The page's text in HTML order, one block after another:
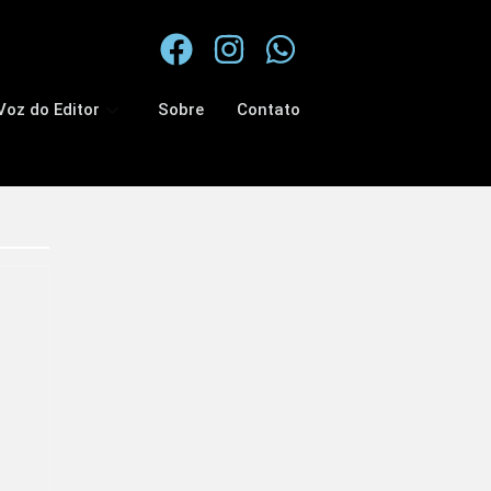
do Editor Sobre Contato